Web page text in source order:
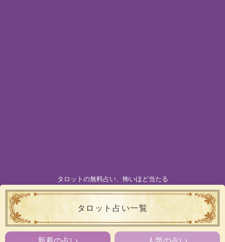
タロットの無料占い、怖いほど当たる
タロット占い一覧